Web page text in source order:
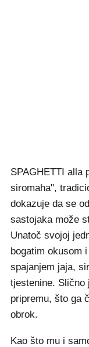
SPAGHETTI alla
siromaha",
dokazuje da se
sastojaka može
Unatoč svojoj
bogatim okusom
spajanjem jaja,
tjestenine. Slično
pripremu, što ga
obrok.
Kao što mu i